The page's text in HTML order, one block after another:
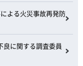
よる火災事故再発防
良に関する調査委員